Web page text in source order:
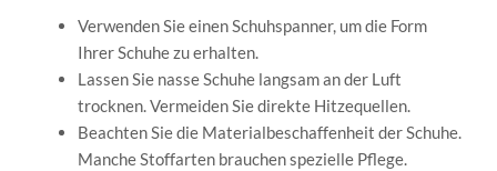
Verwenden Sie einen Schuhspanner, um die Form
Ihrer Schuhe zu erhalten.
Lassen Sie nasse Schuhe langsam an der Luft
trocknen. Vermeiden Sie direkte Hitzequellen.
Beachten Sie die Materialbeschaffenheit der Schuhe.
Manche Stoffarten brauchen spezielle Pflege.